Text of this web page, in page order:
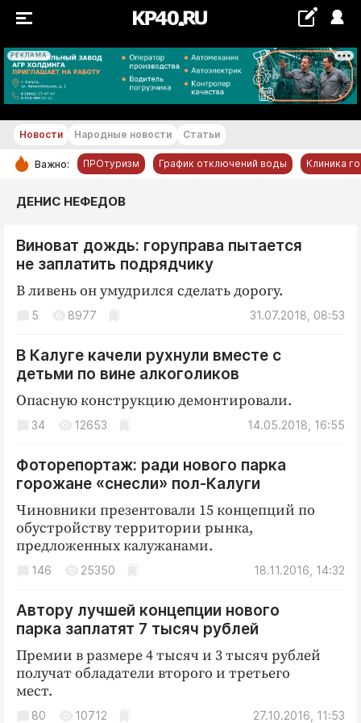
РЕКЛАМА
+22...+23 °С
РУБРИКИ
Новости компаний
Народные новости
Авто и транспорт
Благоустройство
Криминал
Культура
Недвижимость и ЖКХ
Общество
Погода
Праздники
Происшествия
Спорт
ПРОЕКТЫ
Блоги
Издания
Новости Народные новости Статьи
Важно: ПРОтуризм График отключений воды Клиника
ДЕНИС НЕФЕДОВ
Виноват дождь: горуправа пытается
не заплатить подрядчику
В ливень он умудрился сделать дорогу.
31.07.2018, 08:53
5 8977
В Калуге качели рухнули вместе с
детьми по вине алкоголиков
Опасную конструкцию демонтировали.
14.05.2018, 16:55
34 12653
Фоторепортаж: ради нового парка
горожане «снесли» пол-Калуги
Чиновники презентовали 15 концепций по
обустройству территории рынка,
предложенных калужанами.
18.11.2016, 14:32
146 25350
Автору лучшей концепции нового
парка заплатят 7 тысяч рублей
Премии в размере 4 тысяч и 3 тысяч рублей
получат обладатели второго и третьего
мест.
27.10.2016, 11:53
80 10712